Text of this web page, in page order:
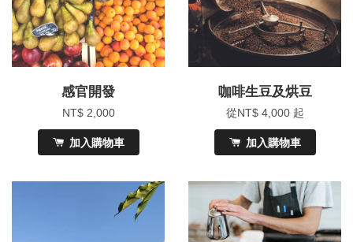
感官開發
NT$ 2,000
加入購物車
咖啡生豆及烘豆
從NT$ 4,000 起
加入購物車